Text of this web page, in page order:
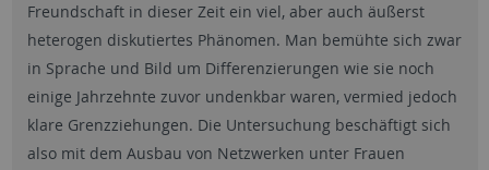
Freundschaft in dieser Zeit ein viel, aber auch äußerst
heterogen diskutiertes Phänomen. Man bemühte sich zwar
in Sprache und Bild um Differenzierungen wie sie noch
einige Jahrzehnte zuvor undenkbar waren, vermied jedoch
klare Grenzziehungen. Die Untersuchung beschäftigt sich
also mit dem Ausbau von Netzwerken unter Frauen